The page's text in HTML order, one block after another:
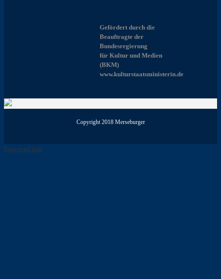
Gefördert durch die
Beauftragte der
Bundesregierung
für Kultur und Medien
(BKM)
www.kulturstaatsministerin.de
Copyright 2018 Merseburger
Page load link